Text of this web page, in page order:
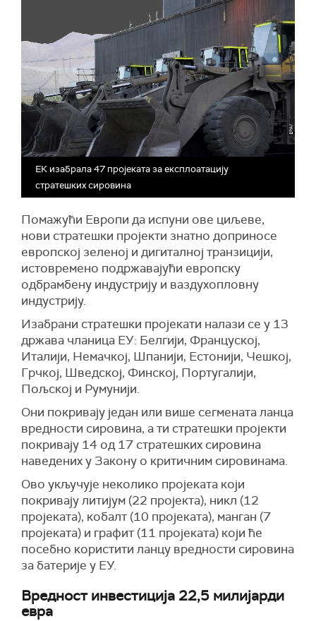
ЕК изабрала 47 пројеката за експлоатацију
стратешких сировина
Помажући Европи да испуни ове циљеве,
нови стратешки пројекти знатно доприносе
европској зеленој и дигиталној транзицији,
истовремено подржавајући европску
одбрамбену индустрију и ваздухопловну
индустрију.
Изабрани стратешки пројекати налази се у 13
држава чланица ЕУ: Белгији, Француској,
Италији, Немачкој, Шпанији, Естонији, Чешкој,
Грчкој, Шведској, Финској, Португалији,
Пољској и Румунији.
Они покривају један или више сегмената ланца
вредности сировина, а ти стратешки пројекти
покривају 14 од 17 стратешких сировина
наведених у Закону о критичним сировинама.
Ово укључује неколико пројеката који
покривају литијум (22 пројекта), никл (12
пројеката), кобалт (10 пројеката), манган (7
пројеката) и графит (11 пројеката) који ће
посебно користити ланцу вредности сировина
за батерије у ЕУ.
Вредност инвестиција 22,5 милијарди
евра